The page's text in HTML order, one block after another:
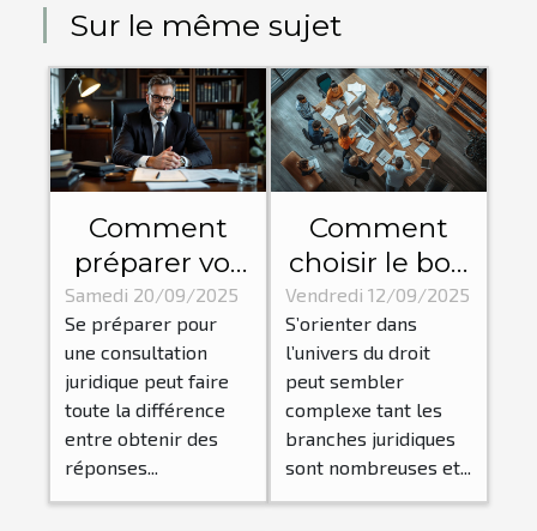
Sur le même sujet
Comment
préparer vos
questions
pour une
consultation
juridique
efficace ?
Samedi 20/09/2025
Se préparer pour
une consultation
juridique peut faire
toute la différence
entre obtenir des
réponses...
Comment
choisir le bon
domaine
juridique
pour votre
situation ?
Vendredi 12/09/2025
S’orienter dans
l’univers du droit
peut sembler
complexe tant les
branches juridiques
sont nombreuses et...